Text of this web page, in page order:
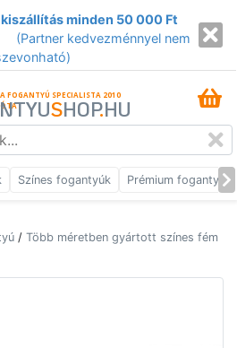
minden 50 000 Ft
(Partner kedvezménnyel nem
A FOGANTYÚ SPECIALISTA 2010
ÓTA
SHOP.HU
Színes fogantyúk Prémium fogantyúk
/ Több méretben gyártott színes fém